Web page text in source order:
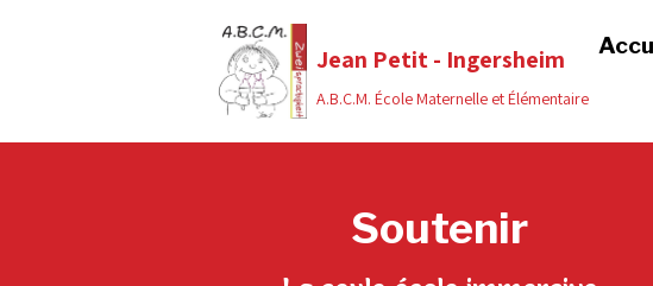
Jean Petit - Ingersheim
A.B.C.M. École Maternelle et Élémentaire
Soutenir